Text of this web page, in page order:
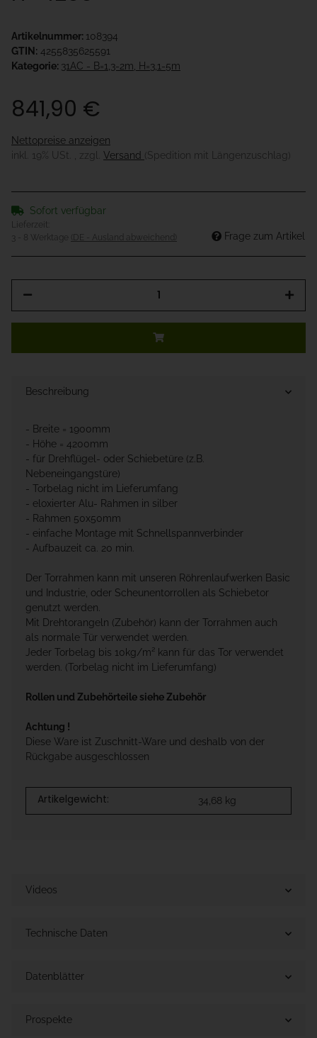
Artikelnummer: 108394
GTIN: 4255835625591
Kategorie: 31AC - B=1,3-2m, H=3,1-5m
841,90 €
Nettopreise anzeigen
inkl. 19% USt. , zzgl. Versand (Spedition mit Längenzuschlag)
Sofort verfügbar
Lieferzeit:
3 - 8 Werktage
(DE - Ausland abweichend) Frage zum Artikel
Beschreibung
- Breite = 1900mm
- Höhe = 4200mm
- für Drehflügel- oder Schiebetüre (z.B.
Nebeneingangstüre)
- Torbelag nicht im Lieferumfang
- eloxierter Alu- Rahmen in silber
- Rahmen 50x50mm
- einfache Montage mit Schnellspannverbinder
- Aufbauzeit ca. 20 min.
Der Torrahmen kann mit unseren Röhrenlaufwerken Basic
und Industrie, oder Scheunentorrollen als Schiebetor
genutzt werden.
Mit Drehtorangeln (Zubehör) kann der Torrahmen auch
als normale Tür verwendet werden.
Jeder Torbelag bis 10kg/m² kann für das Tor verwendet
werden. (Torbelag nicht im Lieferumfang)
Rollen und Zubehörteile siehe Zubehör
Achtung !
Diese Ware ist Zuschnitt-Ware und deshalb von der
Rückgabe ausgeschlossen
Artikelgewicht: 34,68 kg
Videos
Technische Daten
Datenblätter
Prospekte